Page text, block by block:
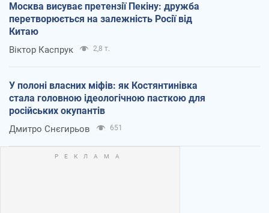
Москва висуває претензії Пекіну: дружба
перетворюється на залежність Росії від
Китаю
Віктор Каспрук 2,8 т.
У полоні власних міфів: як Костянтинівка
стала головною ідеологічною пасткою для
російських окупантів
Дмитро Снєгирьов 651